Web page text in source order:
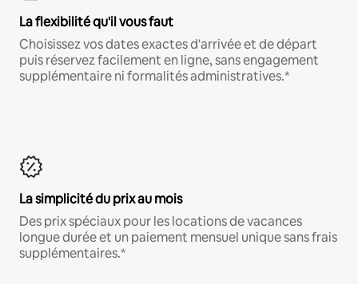
La flexibilité qu'il vous faut
Choisissez vos dates exactes d'arrivée et de départ
puis réservez facilement en ligne, sans engagement
supplémentaire ni formalités administratives.*
La simplicité du prix au mois
Des prix spéciaux pour les locations de vacances
longue durée et un paiement mensuel unique sans frais
supplémentaires.*